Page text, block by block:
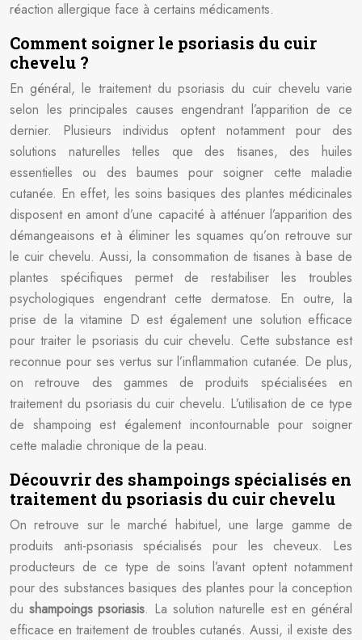
réaction allergique face à certains médicaments.
Comment soigner le psoriasis du cuir
chevelu ?
En général, le traitement du psoriasis du cuir chevelu varie
selon les principales causes engendrant l’apparition de ce
dernier. Plusieurs individus optent notamment pour des
solutions naturelles telles que des tisanes, des huiles
essentielles ou des baumes pour soigner cette maladie
cutanée. En effet, les soins basiques des plantes médicinales
disposent en amont d’une capacité à atténuer l’apparition des
démangeaisons et à éliminer les squames qu’on retrouve sur
le cuir chevelu. Aussi, la consommation de tisanes à base de
plantes spécifiques permet de restabiliser les troubles
psychologiques engendrant cette dermatose. En outre, la
prise de la vitamine D est également une solution efficace
pour traiter le psoriasis du cuir chevelu. Cette substance est
reconnue pour ses vertus sur l’inflammation cutanée. De plus,
on retrouve des gammes de produits spécialisées en
traitement du psoriasis du cuir chevelu. L’utilisation de ce type
de shampoing est également incontournable pour soigner
cette maladie chronique de la peau.
Découvrir des shampoings spécialisés en
traitement du psoriasis du cuir chevelu
On retrouve sur le marché habituel, une large gamme de
produits anti-psoriasis spécialisés pour les cheveux. Les
producteurs de ce type de soins l’avant optent notamment
pour des substances basiques des plantes pour la conception
du shampoings psoriasis. La solution naturelle est en général
efficace en traitement de troubles cutanés. Aussi, il existe des